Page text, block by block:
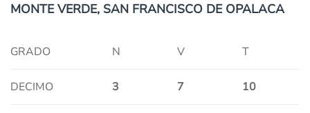
MONTE VERDE, SAN FRANCISCO DE OPALACA
GRADO N V T
DECIMO 3 7 10